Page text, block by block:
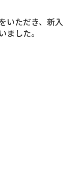
いただき、新入
した。